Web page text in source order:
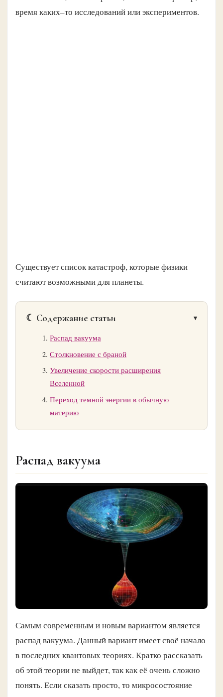
время каких–то исследований или экспериментов.
Существует список катастроф, которые физики
считают возможными для планеты.
☾ Содержание статьи
Распад вакуума
Столкновение с браной
Увеличение скорости расширения
Вселенной
Переход темной энергии в обычную
материю
Распад вакуума
Самым современным и новым вариантом является
распад вакуума. Данный вариант имеет своё начало
в последних квантовых теориях. Кратко рассказать
об этой теории не выйдет, так как её очень сложно
понять. Если сказать просто, то микросостояние